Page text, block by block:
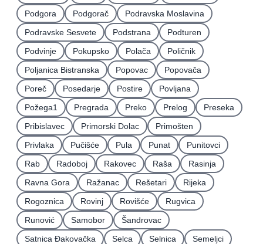
Podgora
Podgorač
Podravska Moslavina
Podravske Sesvete
Podstrana
Podturen
Podvinje
Pokupsko Polača
Poličnik
Poljanica Bistranska
Popovac
Popovača
Poreč
Posedarje Postire
Povljana
Požega1
Pregrada Preko Prelog
Preseka
Pribislavec
Primorski Dolac
Primošten
Privlaka
Pučišće Pula Punat
Punitovci
Rab
Radoboj Rakovec Raša
Rasinja
Ravna Gora
Ražanac Rešetari
Rijeka
Rogoznica
Rovinj Rovišće
Rugvica
Runović
Samobor
Šandrovac
Satnica Ðakovačka
Selca Selnica
Semeljci